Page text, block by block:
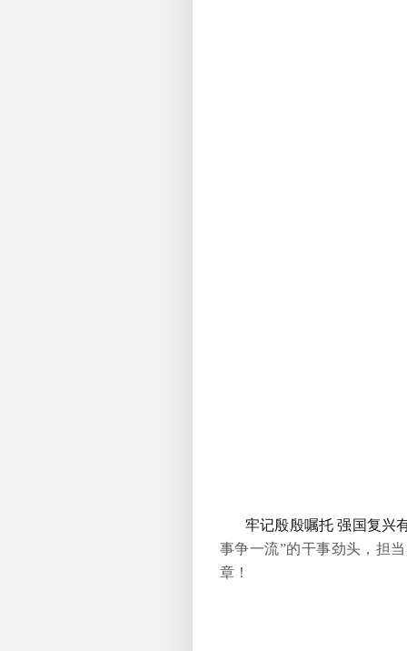
牢记殷殷嘱托 强国复兴
事争一流”的干事劲头，担
章！